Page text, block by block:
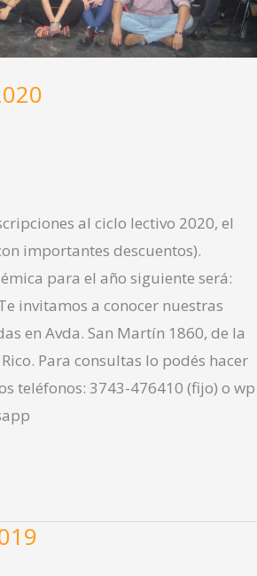
al ciclo lectivo 2020, el
importantes descuentos).
para el año siguiente será:
invitamos a conocer nuestras
en Avda. San Martín 1860, de la
Para consultas lo podés hacer
teléfonos: 3743-476410 (fijo) o wp